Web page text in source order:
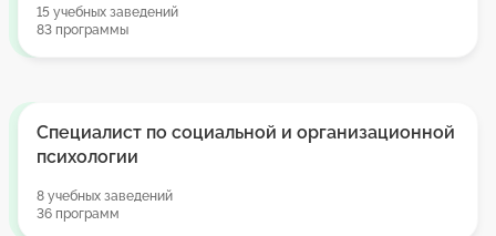
15 учебных заведений
83 программы
Специалист по социальной и организационной
психологии
8 учебных заведений
36 программ